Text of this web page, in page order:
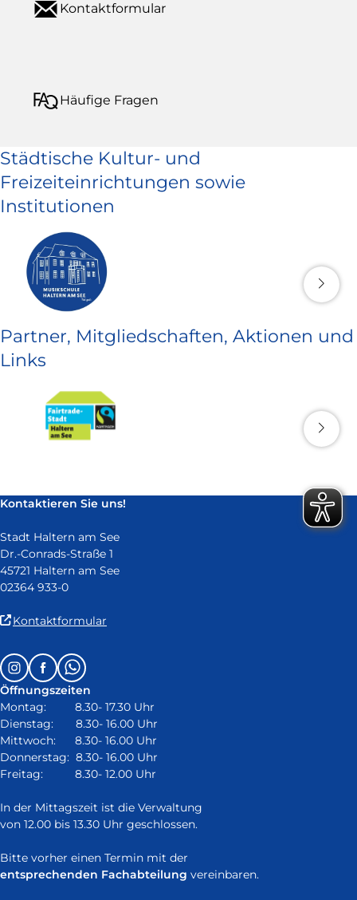
Kontaktformular
Häufige Fragen
Städtische Kultur- und
Freizeiteinrichtungen sowie
Institutionen
Partner, Mitgliedschaften, Aktionen und
Links
Kontaktieren Sie uns!
Stadt Haltern am See
Dr.-Conrads-Straße 1
45721 Haltern am See
02364 933-0
Kontaktformular
in
neuem
Fenster)
Follow
us
on:
InstagramFacebookWhatsapp
Öffnungszeiten
Montag: 8.30- 17.30 Uhr
Dienstag: 8.30- 16.00 Uhr
Mittwoch: 8.30- 16.00 Uhr
Donnerstag: 8.30- 16.00 Uhr
Freitag: 8.30- 12.00 Uhr
In der Mittagszeit ist die Verwaltung
von 12.00 bis 13.30 Uhr geschlossen.
Bitte vorher einen Termin mit der
entsprechenden Fachabteilung vereinbaren.